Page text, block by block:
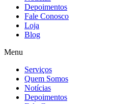
Depoimentos
Fale Conosco
Loja
Blog
Menu
Serviços
Quem Somos
Notícias
Depoimentos